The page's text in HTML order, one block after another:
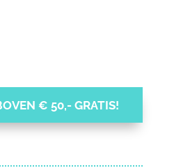
€ 50,- GRATIS!